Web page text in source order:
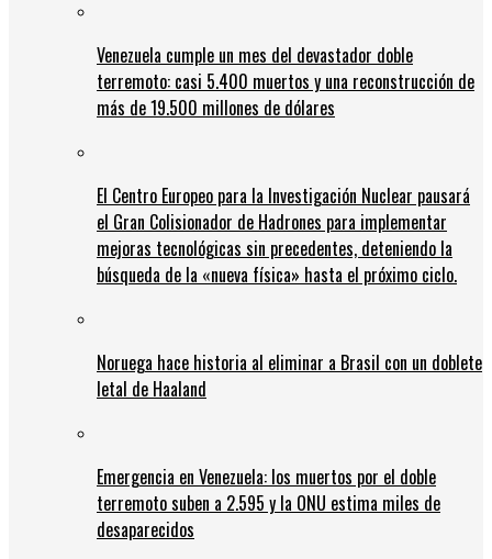
Venezuela cumple un mes del devastador doble
terremoto: casi 5.400 muertos y una reconstrucción de
más de 19.500 millones de dólares
El Centro Europeo para la Investigación Nuclear pausará
el Gran Colisionador de Hadrones para implementar
mejoras tecnológicas sin precedentes, deteniendo la
búsqueda de la «nueva física» hasta el próximo ciclo.
Noruega hace historia al eliminar a Brasil con un doblete
letal de Haaland
Emergencia en Venezuela: los muertos por el doble
terremoto suben a 2.595 y la ONU estima miles de
desaparecidos